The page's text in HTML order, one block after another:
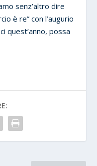
senz’altro dire
è re” con l’augurio
quest’anno, possa